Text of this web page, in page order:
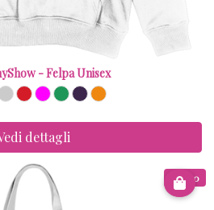
- Felpa Unisex
dettagli
€ 8.00